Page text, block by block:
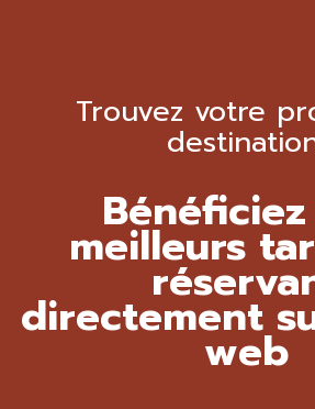
Trouvez votre
meilleurs
directement
web